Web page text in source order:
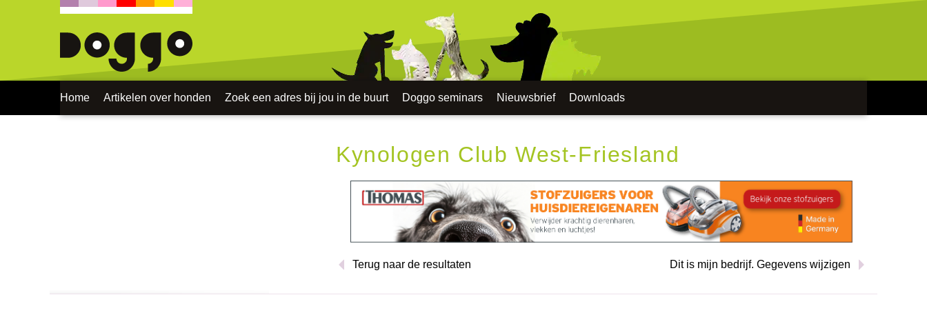
Home Artikelen over honden Zoek een adres bij jou in de buurt Doggo seminars Nieuwsbrief Downloads
Kynologen Club West-Friesland
Terug naar de resultaten Dit is mijn bedrijf. Gegevens wijzigen